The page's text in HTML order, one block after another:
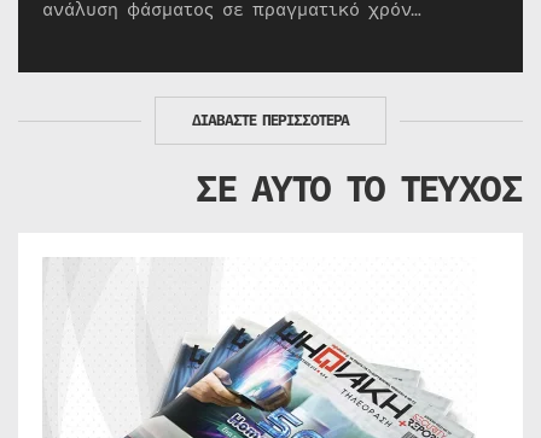
ανάλυση φάσματος σε πραγματικό χρόν…
ΔΙΑΒΑΣΤΕ ΠΕΡΙΣΣΟΤΕΡΑ
ΣΕ ΑΥΤΟ ΤΟ ΤΕΥΧΟΣ